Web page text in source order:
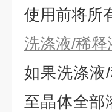
使用前将所
洗涤液/稀释
如果洗涤液
⾄晶体全部